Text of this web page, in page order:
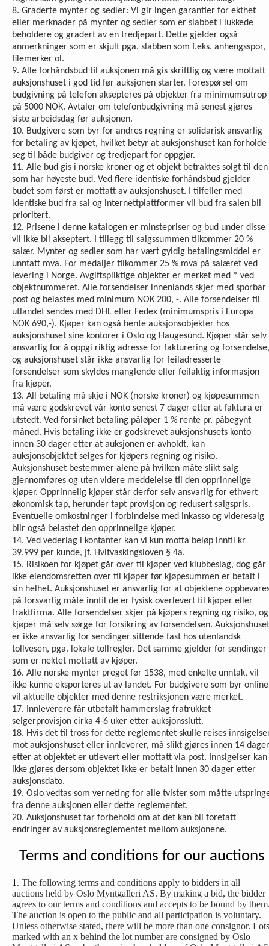
8. Graderte mynter og sedler: Vi gir ingen garantier for ekthet
eller merknader på mynter og sedler som er slabbet i lukkede
beholdere og gradert av en tredjepart. Dette gjelder også
anmerkninger som er skjult pga. slabben som f.eks. anhengsspor,
filemerker ol.
9. Alle forhåndsbud til auksjonen må gis skriftlig og være mottatt
auksjonshuset i god tid før auksjonen starter. Forespørsel om
budgivning på telefon aksepteres på objekter fra minimumsutrop
på 5000 NOK. Avtaler om telefonbud­givning må senest gjøres
siste arbeidsdag før auksjonen.
10. Budgivere som byr for andres regning er solidarisk ansvarlig
for betaling av kjøpet, hvilket betyr at auksjonshuset kan forholde
seg til både budgiver og tredjepart for oppgjør.
11. Alle bud gis i norske kroner og et objekt betraktes solgt til den
som har høyeste bud. Ved flere identiske forhåndsbud gjelder
budet som først er mottatt av auksjonshuset. I tilfeller med
identiske bud fra sal og internettplattformer vil bud fra salen bli
prioritert.
12. Prisene i denne katalogen er minstepriser og bud under disse
vil ikke bli akseptert. I tillegg til salgssummen tilkommer 20 %
salær. Mynter og sedler som har vært gyldig betalingsmiddel er
unntatt mva. For medaljer tilkommer 25 % mva på salæret ved
levering i Norge. Avgiftspliktige objekter er merket med * ved
objektnummeret. Alle forsendelser innenlands skjer med sporbar
post og belastes med minimum NOK 200, -. Alle forsendelser til
utlandet sendes med DHL eller Fedex (minimumspris i Europa
NOK 690,-). Kjøper kan også hente auksjonsobjekter hos
auksjonshuset sine kontorer i Oslo og Haugesund. Kjøper står selv
ansvarlig for å oppgi riktig adresse for fakturering og forsendelse,
og auksjonshuset står ikke ansvarlig for feiladresserte
forsendelser som skyldes manglende eller feilaktig informasjon
fra kjøper.
13. All betaling må skje i NOK (norske kroner) og kjøpesummen
må være godskrevet vår konto senest 7 dager etter at faktura er
utstedt. Ved forsinket betaling påløper 1 % rente pr. påbegynt
måned. Hvis betaling ikke er godskrevet auksjonshusets konto
innen 30 dager etter at auksjonen er avholdt, kan
auksjonsobjektet selges for kjøpers regning og risiko.
Auksjonshuset bestemmer alene på hvilken måte slikt salg
gjennomføres og uten videre meddelelse til den opprinnelige
kjøper. Opprinnelig kjøper står derfor selv ansvarlig for ethvert
økonomisk tap, herunder tapt provisjon og redusert salgspris.
Eventuelle omkostninger i forbindelse med inkasso og videresalg
blir også belastet den opprinnelige kjøper.
14. Ved vederlag i kontanter kan vi kun motta beløp inntil kr
39.999 per kunde, jf. Hvitvaskingsloven § 4a.
15. Risikoen for kjøpet går over til kjøper ved klubbeslag, dog går
ikke eiendomsretten over til kjøper før kjøpesummen er betalt i
sin helhet. Auksjonshuset er ansvarlig for at objektene
på forsvarlig måte inntil de er fysisk overlevert til kjøper eller
fraktfirma. Alle forsendelser skjer på kjøpers regning og risiko, og
kjøper må selv sørge for forsikring av forsendelsen. Auksjonshuset
er ikke ansvarlig for sendinger sittende fast hos utenlandsk
tollvesen, pga. lokale tollregler. Det samme gjelder for sendinger
som er nektet mottatt av kjøper.
16. Alle norske mynter preget før 1538, med enkelte unntak, vil
ikke kunne eksporteres ut av landet. For budgivere som byr online
vil aktuelle objekter med denne restriksjonen være merket.
17. Innleverere får utbetalt hammerslag fratrukket
selgerprovisjon cirka 4-6 uker etter auksjonsslutt.
18. Hvis det til tross for dette reglementet skulle reises
mot auksjonshuset eller innleverer, må slikt gjøres innen 14 dager
etter at objektet er utlevert eller mottatt via post. Innsigelser kan
ikke gjøres dersom objektet ikke er betalt innen 30 dager etter
auksjonsdato.
19. Oslo vedtas som verneting for alle tvister som måtte
fra denne auksjonen eller dette reglementet.
20. Auksjonshuset tar forbehold om at det kan bli foretatt
endringer av auksjonsreglementet mellom auksjonene.
Terms and conditions for our auctions
1 . The following terms and conditions apply to bidders in all
auctions held by Oslo Myntgalleri AS. By making a bid, the bidder
agrees to our terms and conditions and accepts to be bound by
The auction is open to the public and all participation is voluntary.
Unless otherwise stated, there will be more than one consignor. Lots
marked with an x behind the lot number are consigned by Oslo